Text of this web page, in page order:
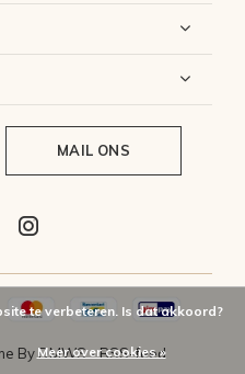
MAIL ONS
ByDMWS-RSS-feed
te verbeteren. Is dat akkoord?
Meer over cookies »